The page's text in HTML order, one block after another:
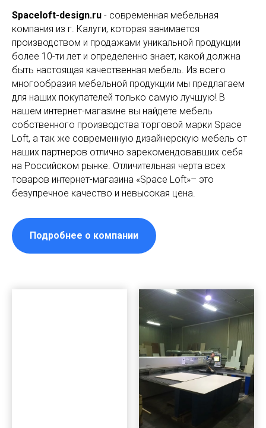
Spaceloft-design.ru - современная мебельная
компания из г. Калуги, которая занимается
производством и продажами уникальной продукции
более 10-ти лет и определенно знает, какой должна
быть настоящая качественная мебель. Из всего
многообразия мебельной продукции мы предлагаем
для наших покупателей только самую лучшую! В
нашем интернет-магазине вы найдете мебель
собственного производства торговой марки Space
Loft, а так же современную дизайнерскую мебель от
наших партнеров отлично зарекомендовавших себя
на Российском рынке. Отличительная черта всех
товаров интернет-магазина «Space Loft»– это
безупречное качество и невысокая цена.
Подробнее о компании